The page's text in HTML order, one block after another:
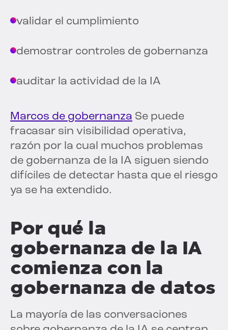
validar el cumplimiento
demostrar controles de gobernanza
auditar la actividad de la IA
Marcos de gobernanza Se puede
fracasar sin visibilidad operativa,
razón por la cual muchos problemas
de gobernanza de la IA siguen siendo
difíciles de detectar hasta que el riesgo
ya se ha extendido.
Por qué la
gobernanza de la IA
comienza con la
gobernanza de datos
La mayoría de las conversaciones